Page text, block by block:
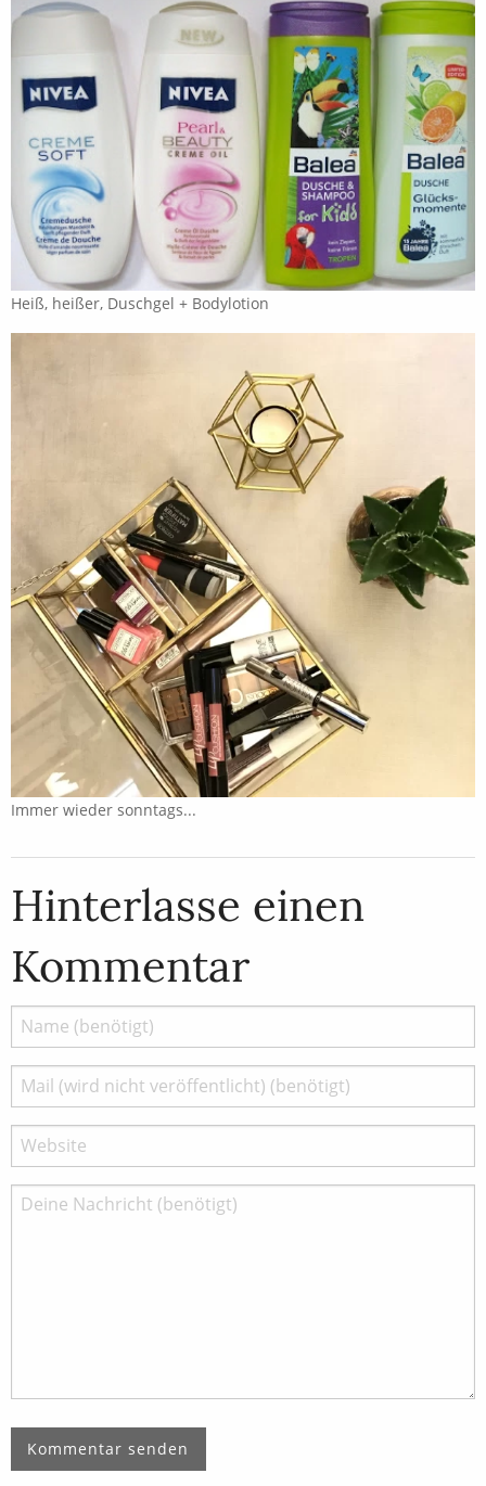
Heiß, heißer, Duschgel + Bodylotion
Immer wieder sonntags...
Hinterlasse einen
Kommentar